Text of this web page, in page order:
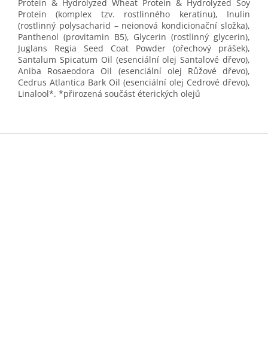
Protein & Hydrolyzed Wheat Protein & Hydrolyzed Soy
Protein (komplex tzv. rostlinného keratinu), Inulin
(rostlinný polysacharid – neionová kondicionační složka),
Panthenol (provitamin B5), Glycerin (rostlinný glycerin),
Juglans Regia Seed Coat Powder (ořechový prášek),
Santalum Spicatum Oil (esenciální olej Santalové dřevo),
Aniba Rosaeodora Oil (esenciální olej Růžové dřevo),
Cedrus Atlantica Bark Oil (esenciální olej Cedrové dřevo),
Linalool*. *přirozená součást éterických olejů
Z